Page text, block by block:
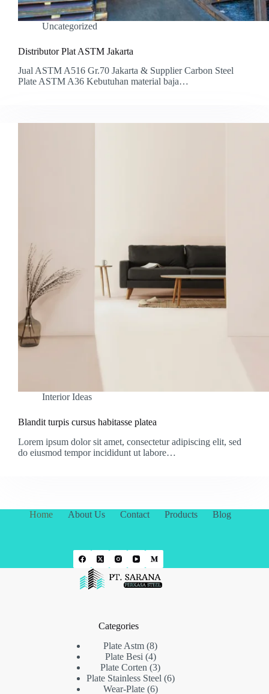
Uncategorized
Distributor Plat ASTM Jakarta
Jual ASTM A516 Gr.70 Jakarta & Supplier Carbon Steel
Plate ASTM A36 Kebutuhan material baja…
Interior Ideas
Blandit turpis cursus habitasse platea
Lorem ipsum dolor sit amet, consectetur adipiscing elit, sed
do eiusmod tempor incididunt ut labore…
Home About Us Contact Products Blog
Categories
Plate Astm 88
Produk
Plate Besi 44
Produk
Plate Corten 33
Produk
Plate Stainless Steel 66
Wear-Plate 66